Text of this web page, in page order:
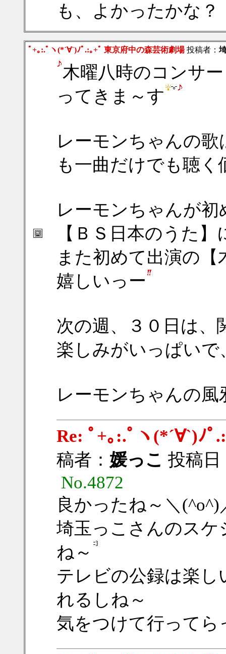
も、よかったかな？
ﾟ+｡:.ﾟヽ(*´∀`)ﾉﾟ.:｡+ﾟ 東京府中の森芸術劇場投稿者：
木曜八時のコンサ
ってきま～す
レーモンちゃんの
も一曲だけでも聴
レーモンちゃんが
【ＢＳ日本のうた
また初めて出演の
嬉しいっー
次の週、３０日は、
楽しみがいっぱいで
レーモンちゃんの
Re: ﾟ+｡:.ﾟヽ(*´∀`)ﾉﾟ
稿者： 媛っこ 投稿日
No.4872
良かったね～＼(^o^)
埼玉っこさんのス
ね～
テレビの公録は楽
れるしね～
気をつけて行ってら